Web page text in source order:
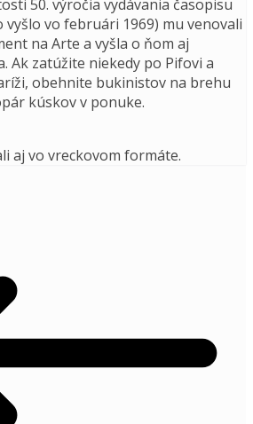
50. výročia vydávania časopisu
vyšlo vo februári 1969) mu venovali
na Arte a vyšla o ňom aj
Ak zatúžite niekedy po Pifovi a
obehnite bukinistov na brehu
kúskov v ponuke.
aj vo vreckovom formáte.